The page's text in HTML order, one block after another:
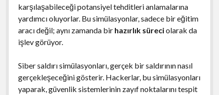
karşılaşabileceği potansiyel tehditleri anlamalarına
yardımcı oluyorlar. Bu simülasyonlar, sadece bir eğitim
aracı değil; aynı zamanda bir hazırlık süreciolarak da
işlev görüyor.
Siber saldırı simülasyonları, gerçek bir saldırının nasıl
gerçekleşeceğini gösterir. Hackerlar, bu simülasyonları
yaparak, güvenlik sistemlerinin zayıf noktalarını tespit